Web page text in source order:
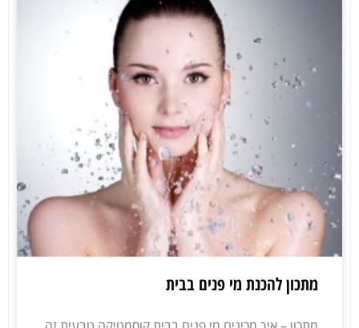
מתכון להכנת מי פנים בבית